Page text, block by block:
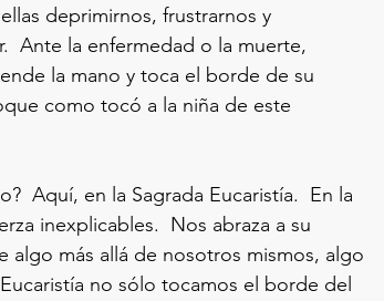
deprimirnos, frustrarnos y
Ante la enfermedad o la muerte,
la mano y toca el borde de su
como tocó a la niña de este
Aquí, en la Sagrada Eucaristía.  En la
inexplicables.  Nos abraza a su
algo más allá de nosotros mismos, algo
no sólo tocamos el borde del